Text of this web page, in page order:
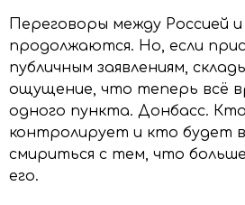
Переговоры между Россией
продолжаются. Но, если
публичным заявлениям,
ощущение, что теперь всё
одного пункта. Донбасс.
контролирует и кто будет
смириться с тем, что
его.